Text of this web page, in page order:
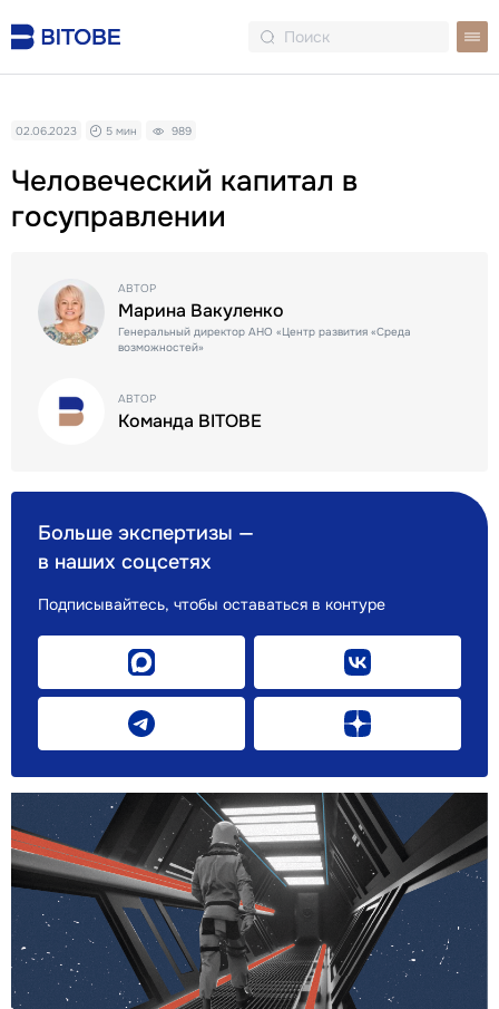
Человеческий капитал в
госуправлении
02.06.2023 5 мин 989
Больше экспертизы —
в наших соцсетях
Подписывайтесь, чтобы оставаться в контуре
АВТОР
Марина Вакуленко
Генеральный директор АНО «Центр развития «Среда
возможностей»
АВТОР
Команда BITOBE